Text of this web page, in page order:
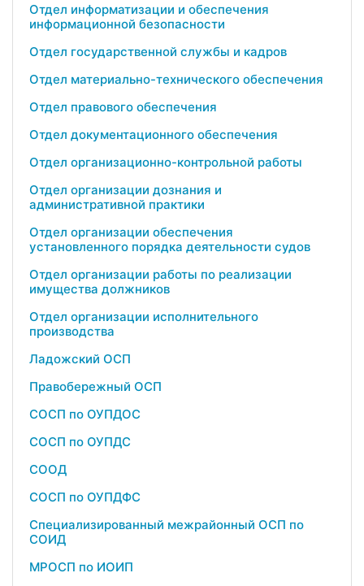
Отдел информатизации и обеспечения
информационной безопасности
Отдел государственной службы и кадров
Отдел материально-технического обеспечения
Отдел правового обеспечения
Отдел документационного обеспечения
Отдел организационно-контрольной работы
Отдел организации дознания и
административной практики
Отдел организации обеспечения
установленного порядка деятельности судов
Отдел организации работы по реализации
имущества должников
Отдел организации исполнительного
производства
Ладожский ОСП
Правобережный ОСП
СОСП по ОУПДОС
СОСП по ОУПДС
СООД
СОСП по ОУПДФС
Специализированный межрайонный ОСП по
СОИД
МРОСП по ИОИП